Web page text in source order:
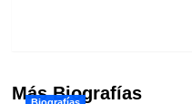
Más Biografías
Biografías